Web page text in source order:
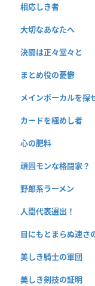
相応しき者
大切なあなたへ
決闘は正々堂々と
まとめ役の憂鬱
メインボーカルを探
カードを極めし者
心の肥料
頑固モンな格闘家？
野郎系ラーメン
人間代表選出！
目にもとまらぬ速さ
美しき騎士の軍団
美しき剣技の証明